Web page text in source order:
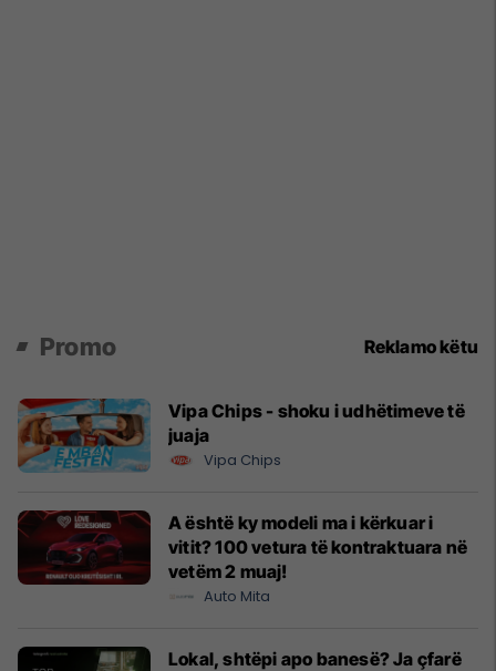
Promo Reklamo këtu
Vipa Chips - shoku i udhëtimeve të
juaja
Vipa Chips
A është ky modeli ma i kërkuar i
vitit? 100 vetura të kontraktuara në
vetëm 2 muaj!
Auto Mita
Lokal, shtëpi apo banesë? Ja çfarë